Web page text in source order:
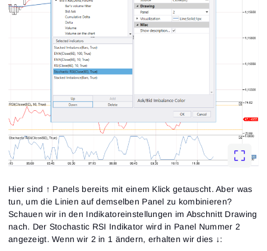
Hier sind ↑ Panels bereits mit einem Klick getauscht. Aber was
tun, um die Linien auf demselben Panel zu kombinieren?
Schauen wir in den Indikatoreinstellungen im Abschnitt Drawing
nach. Der Stochastic RSI Indikator wird in Panel Nummer 2
angezeigt. Wenn wir 2 in 1 ändern, erhalten wir dies ↓: